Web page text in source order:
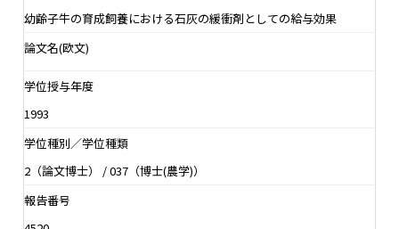
幼齢子牛の育成飼養における石灰の緩衝剤としての給与効果
論文名(欧文)
学位授与年度
1993
学位種別／学位種類
2（論文博士） / 037（博士(農学)）
報告番号